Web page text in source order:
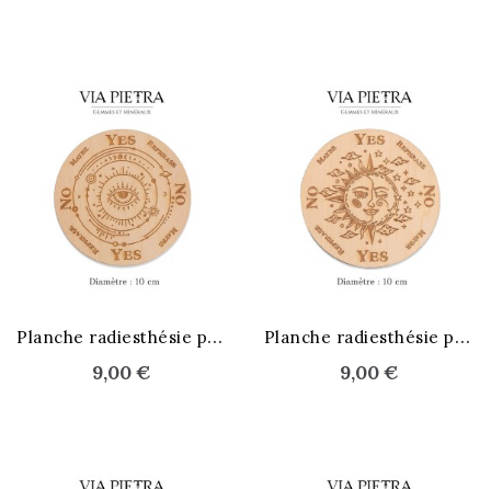
P
lanche radiesthésie pendule
9,00 €
P
lanche radiesthésie pendule
9,00 €